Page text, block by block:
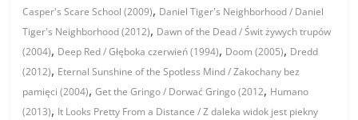
Casper's Scare School (2009), Daniel Tiger's Neighborhood / Daniel
Tiger's Neighborhood (2012), Dawn of the Dead / Świt żywych trupów
(2004), Deep Red / Głęboka czerwień (1994), Doom (2005), Dredd
(2012), Eternal Sunshine of the Spotless Mind / Zakochany bez
pamięci (2004),Get the Gringo / Dorwać Gringo (2012, Humano
(2013), It Looks Pretty From a Distance / Z daleka widok jest piekny